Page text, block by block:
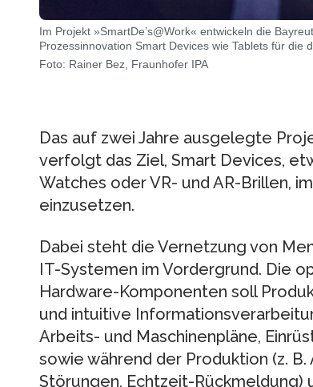
Im Projekt »SmartDe’s@Work« entwickeln die
Prozessinnovation Smart Devices wie Tablets für die
Foto: Rainer Bez, Fraunhofer IPA
Das auf zwei Jahre ausgelegte
verfolgt das Ziel, Smart Devices,
Watches oder VR- und AR-Brillen,
einzusetzen.
Dabei steht die Vernetzung von
IT-Systemen im Vordergrund. Die
Hardware-Komponenten soll
und intuitive
Arbeits- und Maschinenpläne,
sowie während der Produktion (z.
Störungen, Echtzeit-Rückmeldung)